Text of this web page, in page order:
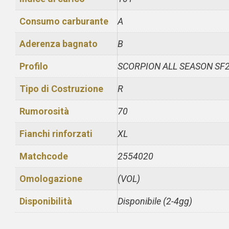
Consumo carburante A
Aderenza bagnato B
Profilo SCORPION ALL SEASON
Tipo di Costruzione R
Rumorosità 70
Fianchi rinforzati XL
Matchcode 2554020
Omologazione (VOL)
Disponibilità Disponibile (2-4gg)